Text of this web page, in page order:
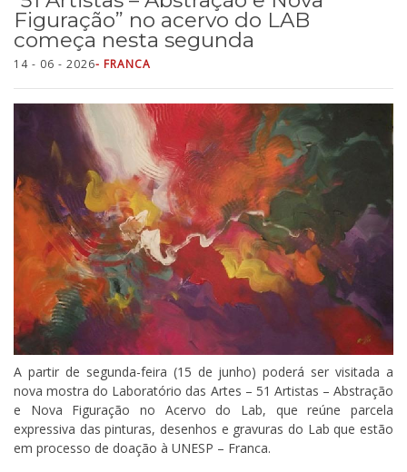
Figuração” no acervo do LAB
começa nesta segunda
14 - 06 - 2026- FRANCA
A partir de segunda-feira (15 de junho) poderá ser visitada a
nova mostra do Laboratório das Artes – 51 Artistas – Abstração
e Nova Figuração no Acervo do Lab, que reúne parcela
expressiva das pinturas, desenhos e gravuras do Lab que estão
em processo de doação à UNESP – Franca.